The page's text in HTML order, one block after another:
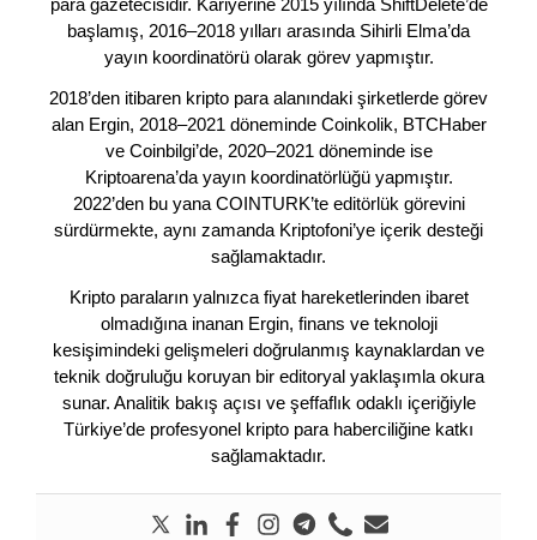
başlamış, 2016–2018 yılları arasında Sihirli Elma’da
yayın koordinatörü olarak görev yapmıştır.
2018’den itibaren kripto para alanındaki şirketlerde görev
alan Ergin, 2018–2021 döneminde Coinkolik, BTCHaber
ve Coinbilgi’de, 2020–2021 döneminde ise
Kriptoarena’da yayın koordinatörlüğü yapmıştır.
2022’den bu yana COINTURK’te editörlük görevini
sürdürmekte, aynı zamanda Kriptofoni’ye içerik desteği
sağlamaktadır.
Kripto paraların yalnızca fiyat hareketlerinden ibaret
olmadığına inanan Ergin, finans ve teknoloji
kesişimindeki gelişmeleri doğrulanmış kaynaklardan ve
teknik doğruluğu koruyan bir editoryal yaklaşımla okura
sunar. Analitik bakış açısı ve şeffaflık odaklı içeriğiyle
Türkiye’de profesyonel kripto para haberciliğine katkı
sağlamaktadır.